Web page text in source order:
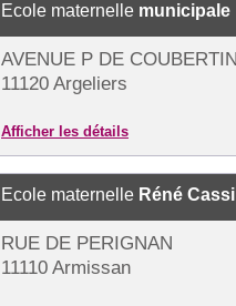
Ecole maternelle municipale
AVENUE P DE
11120 Argeliers
Afficher les détails
Ecole maternelle Réné
RUE DE PERIGNAN
11110 Armissan